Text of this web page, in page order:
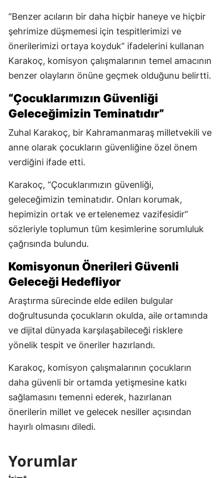
“Benzer acıların bir daha hiçbir haneye ve hiçbir
şehrimize düşmemesi için tespitlerimizi ve
önerilerimizi ortaya koyduk” ifadelerini kullanan
Karakoç, komisyon çalışmalarının temel amacının
benzer olayların önüne geçmek olduğunu belirtti.
“Çocuklarımızın Güvenliği
Geleceğimizin Teminatıdır”
Zuhal Karakoç, bir Kahramanmaraş milletvekili ve
anne olarak çocukların güvenliğine özel önem
verdiğini ifade etti.
Karakoç, “Çocuklarımızın güvenliği,
geleceğimizin teminatıdır. Onları korumak,
hepimizin ortak ve ertelenemez vazifesidir”
sözleriyle toplumun tüm kesimlerine sorumluluk
çağrısında bulundu.
Komisyonun Önerileri Güvenli
Geleceği Hedefliyor
Araştırma sürecinde elde edilen bulgular
doğrultusunda çocukların okulda, aile ortamında
ve dijital dünyada karşılaşabileceği risklere
yönelik tespit ve öneriler hazırlandı.
Karakoç, komisyon çalışmalarının çocukların
daha güvenli bir ortamda yetişmesine katkı
sağlamasını temenni ederek, hazırlanan
önerilerin millet ve gelecek nesiller açısından
hayırlı olmasını diledi.
Yorumlar